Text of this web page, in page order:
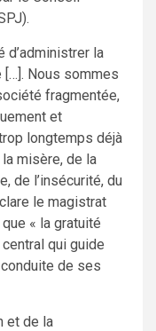
d’administrer la
[…]. Nous sommes
fragmentée,
et
longtemps déjà
misère, de la
de l’insécurité, du
le magistrat
« la gratuité
qui guide
de ses
et de la